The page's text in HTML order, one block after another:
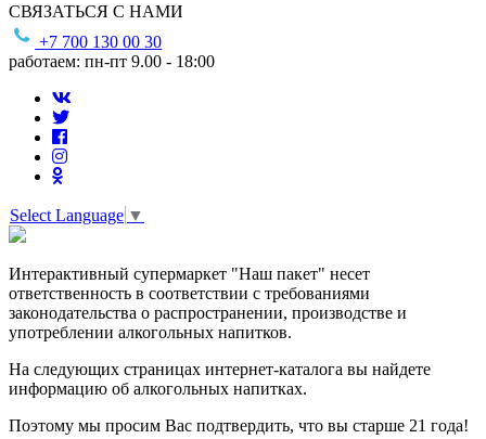
СВЯЗАТЬСЯ С НАМИ
+7 700 130 00 30
работаем: пн-пт 9.00 - 18:00
Select Language ▼
Интерактивный супермаркет "Наш пакет" несет
ответственность в соответствии с требованиями
законодательства о распространении, производстве и
употреблении алкогольных напитков.
На следующих страницах интернет-каталога вы найдете
информацию об алкогольных напитках.
Поэтому мы просим Вас подтвердить, что вы старше 21 года!